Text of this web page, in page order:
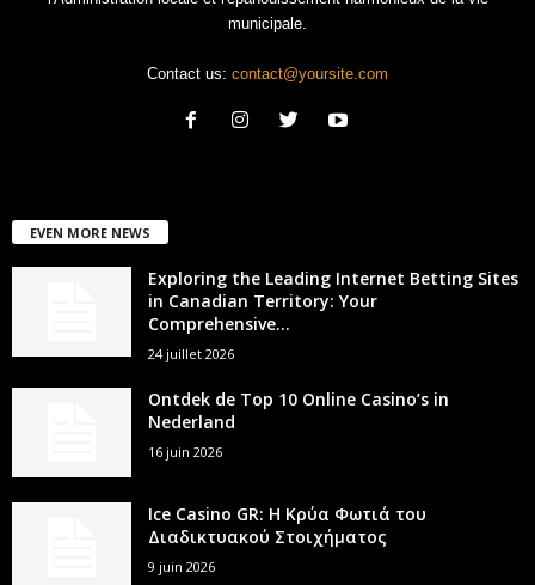
municipale.
Contact us: contact@yoursite.com
EVEN MORE NEWS
Exploring the Leading Internet Betting Sites
in Canadian Territory: Your
Comprehensive...
24 juillet 2026
Ontdek de Top 10 Online Casino’s in
Nederland
16 juin 2026
Ice Casino GR: Η Κρύα Φωτιά του
Διαδικτυακού Στοιχήματος
9 juin 2026